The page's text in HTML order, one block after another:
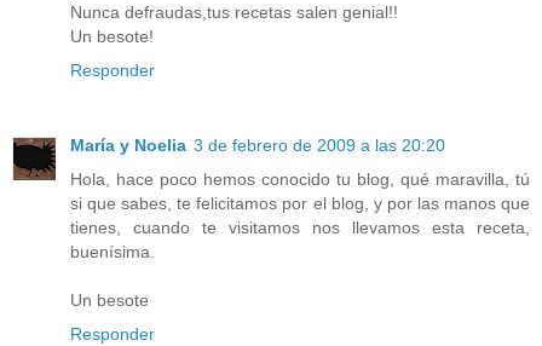
Nunca defraudas,tus recetas salen genial!!
Un besote!
Responder
María y Noelia 3 de febrero de 2009 a las 20:20
Hola, hace poco hemos conocido tu blog, qué maravilla, tú
si que sabes, te felicitamos por el blog, y por las manos que
tienes, cuando te visitamos nos llevamos esta receta,
buenísima.
Un besote
Responder